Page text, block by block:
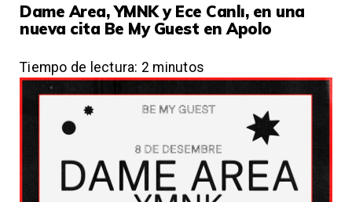
e
b
o
k
t
t
r
t
s
p
p
Dame Area, YMNK y Ece Canlı, en una
nueva cita Be My Guest en Apolo
Tiempo de lectura: 2 minutos